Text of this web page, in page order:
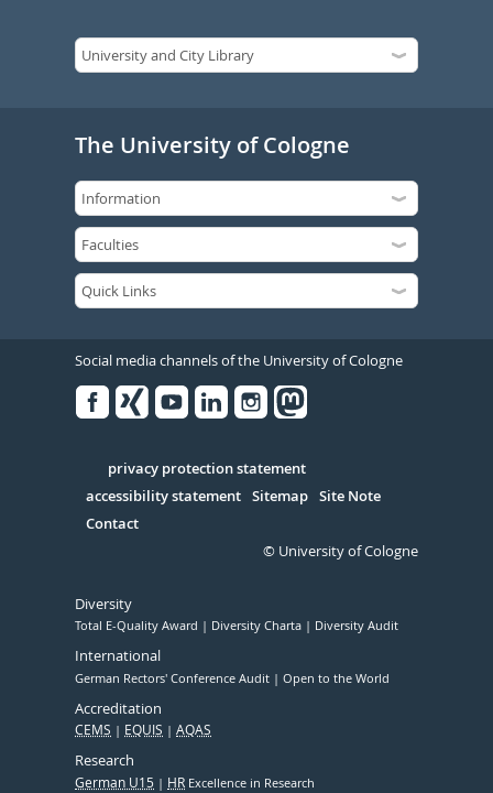
The University of Cologne
Social media channels of the University of Cologne
Serivce
privacy protection statement
accessibility statement Sitemap Site Note
Contact
© University of Cologne
Diversity
Total E-Quality Award Diversity Charta Diversity Audit
International
German Rectors' Conference Audit Open to the World
Accreditation
CEMS EQUIS AQAS
Research
German U15 HR Excellence in Research